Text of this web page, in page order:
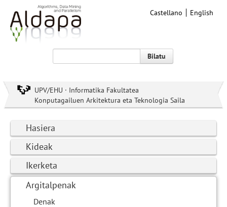
Castellano English
Bilatu
UPV/EHU · Informatika Fakultatea
Konputagailuen Arkitektura eta Teknologia Saila
Hasiera
Kideak
Ikerketa
Argitalpenak
Denak